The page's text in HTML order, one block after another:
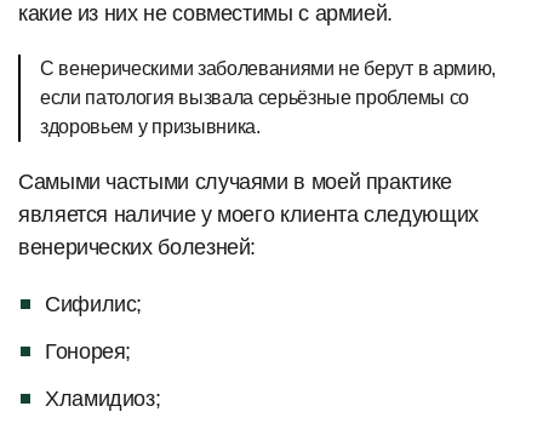
какие из них не совместимы с армией.
С венерическими заболеваниями не берут в армию,
если патология вызвала серьёзные проблемы со
здоровьем у призывника.
Самыми частыми случаями в моей практике
является наличие у моего клиента следующих
венерических болезней:
Сифилис;
Гонорея;
Хламидиоз;